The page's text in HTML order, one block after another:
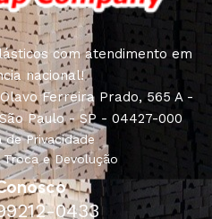
com atendimento em
nacional!
Ferreira Prado, 565 A -
Paulo - SP - 04427-000
de Privacidade
e Devolução
0433